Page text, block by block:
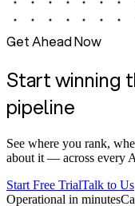
Get Ahead Now
Start winning
pipeline
See where you rank,
about it — across every
Start Free TrialTalk to Us
Operational in minutes